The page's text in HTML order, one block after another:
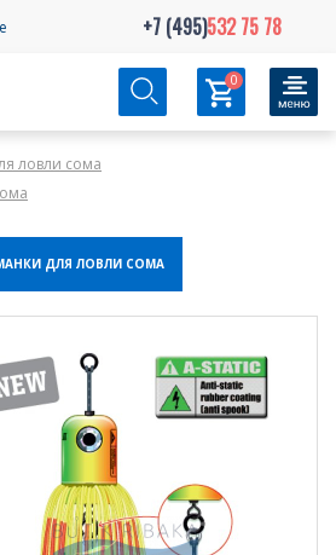
+7 (495)532 75 78
0
ловли сома
ДЛЯ ЛОВЛИ СОМА